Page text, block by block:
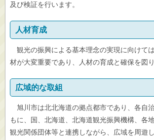
及び検証を行います。
人材育成
観光の振興による基本理念の実現に向けて
材が大変重要であり、人材の育成と確保を図り
広域的な取組
旭川市は北北海道の拠点都市であり、各自
もに、国、北海道、北海道観光振興機構、各
観光関係団体等と連携しながら、広域を周遊